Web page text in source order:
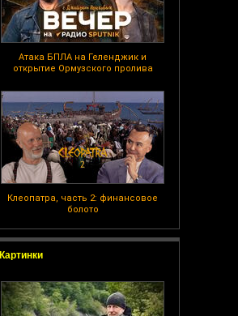
Атака БПЛА на Геленджик и
открытие Ормузского пролива
Клеопатра, часть 2: финансовое
болото
Картинки